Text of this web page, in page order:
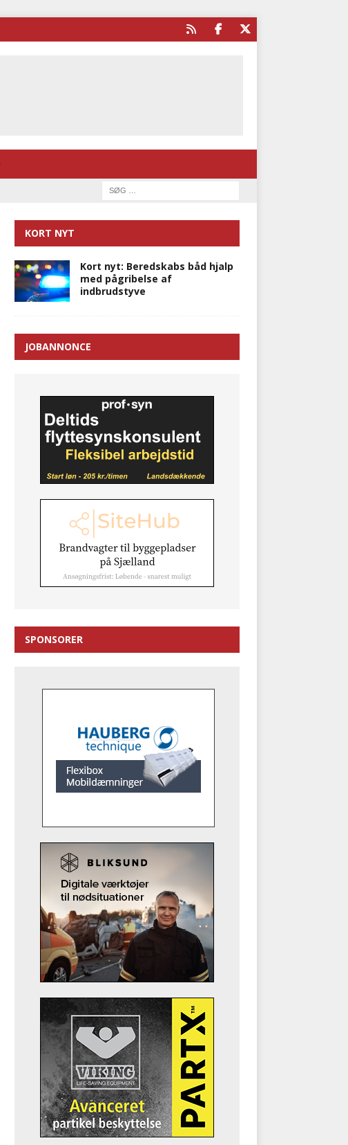
KORT NYT
Kort nyt: Beredskabs båd hjalp
med pågribelse af
indbrudstyve
JOBANNONCE
SPONSORER